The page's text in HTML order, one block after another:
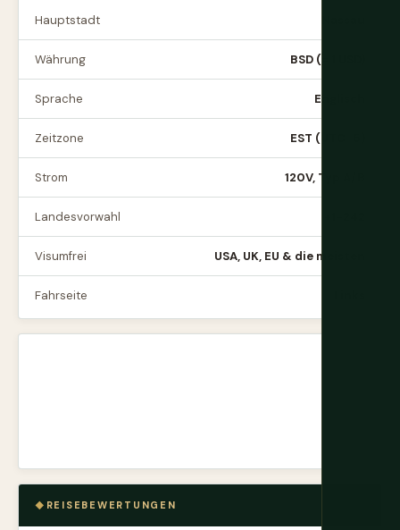
Hauptstadt
Währung BSD (= 1 USD)
Sprache Englisch
Zeitzone EST (UTC−5)
Strom 120V, Typ A/B
Landesvorwahl
Visumfrei USA, UK, EU & die meisten
Fahrseite
REISEBEWERTUNGEN